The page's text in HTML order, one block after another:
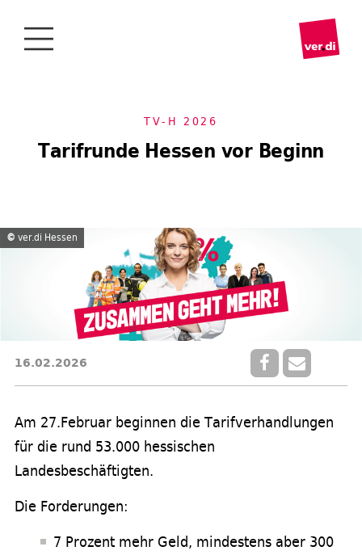
TV-H 2026
Tarifrunde Hessen vor Beginn
© ver.di Hessen
16.02.2026
Am 27.Februar beginnen die Tarifverhandlungen
für die rund 53.000 hessischen
Landesbeschäftigten.
Die Forderungen:
7 Prozent mehr Geld, mindestens aber 300